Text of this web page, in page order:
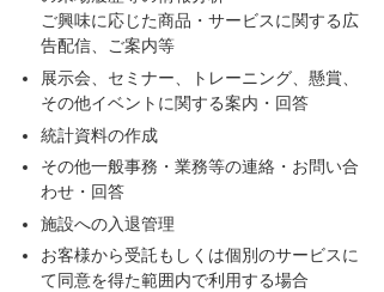
ご興味に応じた商品・サービスに関する広
告配信、ご案内等
展示会、セミナー、トレーニング、懸賞、
その他イベントに関する案内・回答
統計資料の作成
その他一般事務・業務等の連絡・お問い合
わせ・回答
施設への入退管理
お客様から受託もしくは個別のサービスに
て同意を得た範囲内で利用する場合